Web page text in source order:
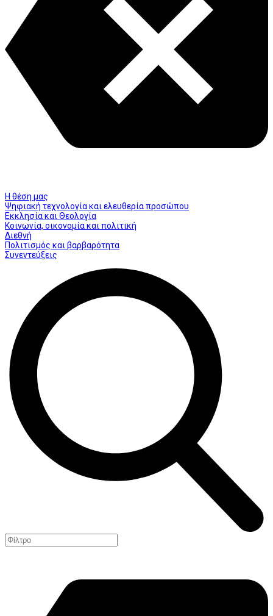
Η θέση μας
Ψηφιακή τεχνολογία και ελευθερία προσώπου
Εκκλησία και Θεολογία
Κοινωνία, οικονομία και πολιτική
Διεθνή
Πολιτισμός και βαρβαρότητα
Συνεντεύξεις